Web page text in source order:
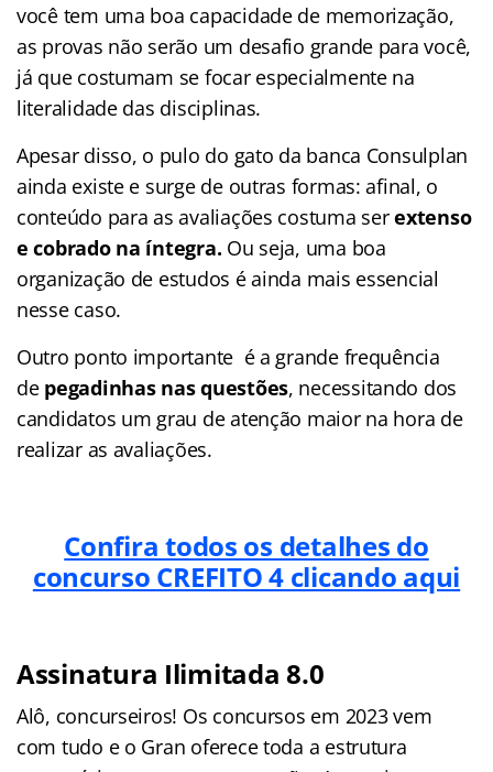
você tem uma boa capacidade de memorização,
as provas não serão um desafio grande para você,
já que costumam se focar especialmente na
literalidade das disciplinas.
Apesar disso, o pulo do gato da banca Consulplan
ainda existe e surge de outras formas: afinal, o
conteúdo para as avaliações costuma serextenso
e cobrado na íntegra. Ou seja, uma boa
organização de estudos é ainda mais essencial
nesse caso.
Outro ponto importante é a grande frequência
de pegadinhas nas questões, necessitando dos
candidatos um grau de atenção maior na hora de
realizar as avaliações.
Confira todos os detalhes do
concurso CREFITO 4 clicando aqui
Assinatura Ilimitada 8.0
Alô, concurseiros! Os concursos em 2023 vem
com tudo e o Gran oferece toda a estrutura